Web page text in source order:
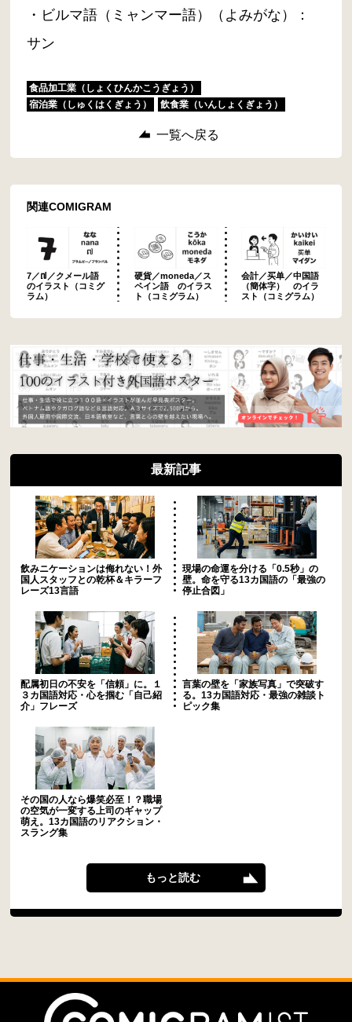
・ビルマ語（ミャンマー語）（よみがな）：
サン
食品加工業（しょくひんかこうぎょう）
宿泊業（しゅくはくぎょう）
飲食業（いんしょくぎょう）
一覧へ戻る
関連COMIGRAM
7／៧／クメール語
のイラスト（コミグ
ラム）
硬貨／moneda／ス
ペイン語 のイラス
ト（コミグラム）
会計／买单／中国語
（簡体字） のイラ
スト（コミグラム）
最新記事
飲みニケーションは侮れない！外
国人スタッフとの乾杯＆キラーフ
レーズ13言語
現場の命運を分ける「0.5秒」の
壁。命を守る13カ国語の「最強の
停止合図」
配属初日の不安を「信頼」に。１
３カ国語対応・心を掴む「自己紹
介」フレーズ
言葉の壁を「家族写真」で突破す
る。13カ国語対応・最強の雑談ト
ピック集
その国の人なら爆笑必至！？職場
の空気が一変する上司のギャップ
萌え。13カ国語のリアクション・
スラング集
もっと読む